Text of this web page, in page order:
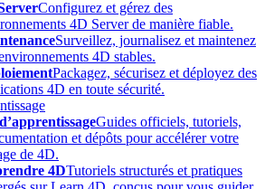
Configurez et gérez des
4D Server de manière fiable.
Surveillez, journalisez et maintenez
4D stables.
Packagez, sécurisez et déployez des
4D en toute sécurité.
Guides officiels, tutoriels,
et dépôts pour accélérer votre
de 4D.
4DTutoriels structurés et pratiques